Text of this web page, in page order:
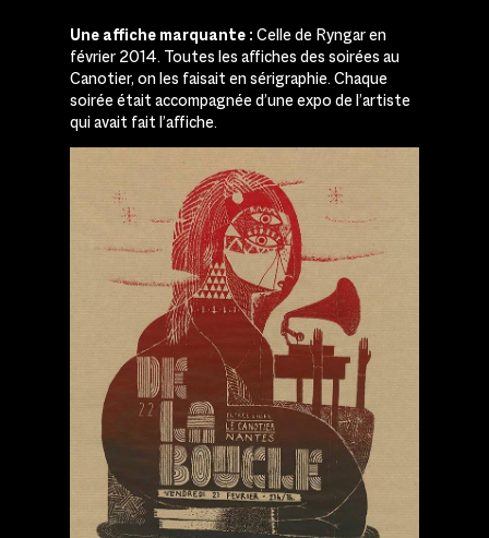
Une affiche marquante : Celle de Ryngar en
février 2014. Toutes les affiches des soirées au
Canotier, on les faisait en sérigraphie. Chaque
soirée était accompagnée d’une expo de l’artiste
qui avait fait l’affiche.